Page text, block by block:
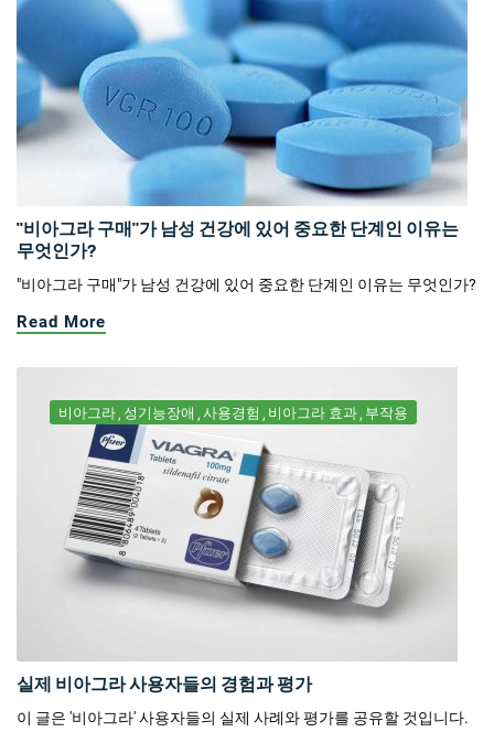
"비아그라 구매"가 남성 건강에 있어 중요한 단계인 이유는
무엇인가?
"비아그라 구매"가 남성 건강에 있어 중요한 단계인 이유는 무엇인가?
Read More
비아그라 성기능장애 사용경험 비아그라 효과 부작용
실제 비아그라 사용자들의 경험과 평가
이 글은 '비아그라' 사용자들의 실제 사례와 평가를 공유할 것입니다.